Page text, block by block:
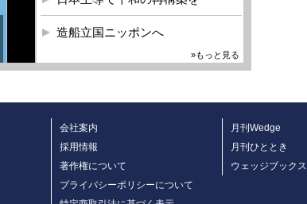
造船立国ニッポンへ
»もっと見る
会社案内
採用情報
著作権について
プライバシーポリシーについて
月刊Wedge
月刊ひととき
ウェッジブックス